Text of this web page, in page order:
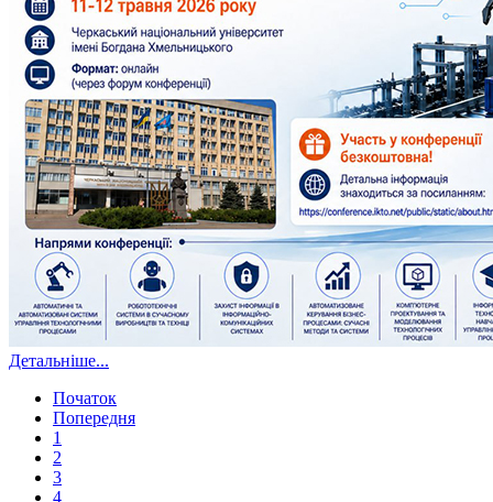
Детальніше...
Початок
Попередня
1
2
3
4